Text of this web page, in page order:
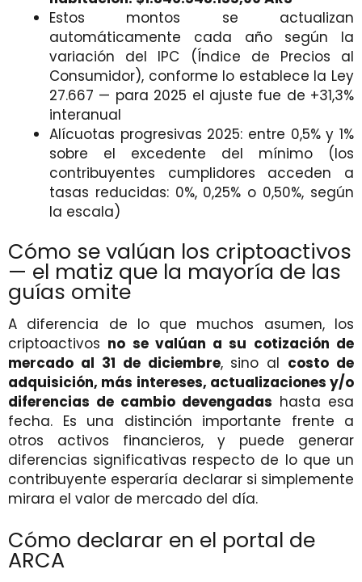
Estos montos se actualizan
automáticamente cada año según la
variación del IPC (Índice de Precios al
Consumidor), conforme lo establece la Ley
27.667 — para 2025 el ajuste fue de +31,3%
interanual
Alícuotas progresivas 2025: entre 0,5% y 1%
sobre el excedente del mínimo (los
contribuyentes cumplidores acceden a
tasas reducidas: 0%, 0,25% o 0,50%, según
la escala)
Cómo se valúan los criptoactivos
— el matiz que la mayoría de las
guías omite
A diferencia de lo que muchos asumen, los
criptoactivos no se valúan a su cotización de
mercado al 31 de diciembre, sino al costo de
adquisición, más intereses, actualizaciones y/o
diferencias de cambio devengadas hasta esa
fecha. Es una distinción importante frente a
otros activos financieros, y puede generar
diferencias significativas respecto de lo que un
contribuyente esperaría declarar si simplemente
mirara el valor de mercado del día.
Cómo declarar en el portal de
ARCA